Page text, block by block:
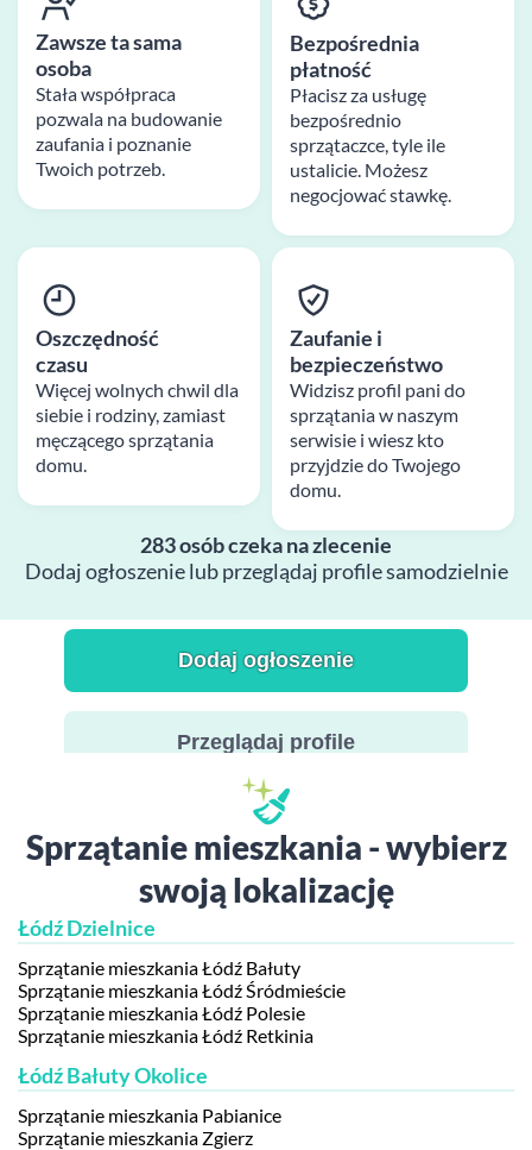
Zawsze ta sama
osoba
Stała współpraca
pozwala na budowanie
zaufania i poznanie
Twoich potrzeb.
Oszczędność
czasu
Więcej wolnych chwil dla
siebie i rodziny, zamiast
męczącego sprzątania
domu.
Bezpośrednia
płatność
Płacisz za usługę
bezpośrednio
sprzątaczce, tyle ile
ustalicie. Możesz
negocjować stawkę.
Zaufanie i
bezpieczeństwo
Widzisz profil pani do
sprzątania w naszym
serwisie i wiesz kto
przyjdzie do Twojego
domu.
283 osób czeka na zlecenie
Dodaj ogłoszenie lub przeglądaj profile samodzielnie
Dodaj ogłoszenie
Przeglądaj profile
Sprzątanie mieszkania - wybierz
swoją lokalizację
Łódź Dzielnice
Sprzątanie mieszkania Łódź Bałuty
Sprzątanie mieszkania Łódź Śródmieście
Sprzątanie mieszkania Łódź Polesie
Sprzątanie mieszkania Łódź Retkinia
Łódź Bałuty Okolice
Sprzątanie mieszkania Pabianice
Sprzątanie mieszkania Zgierz